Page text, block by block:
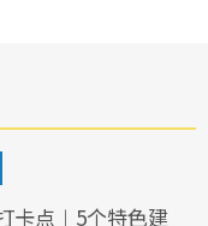
卡点︱5个特色建